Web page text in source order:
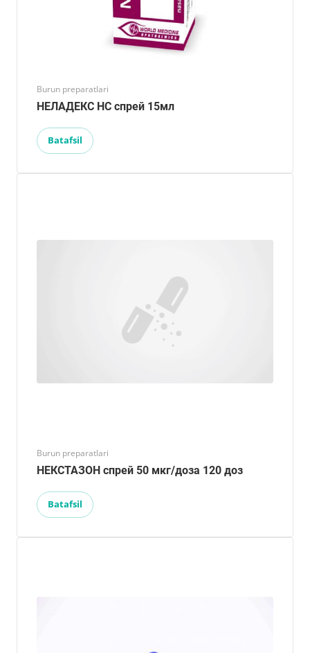
Burun preparatlari
НЕЛАДЕКС НС спрей 15мл
Batafsil
Burun preparatlari
НЕКСТАЗОН спрей 50 мкг/доза 120 доз
Batafsil